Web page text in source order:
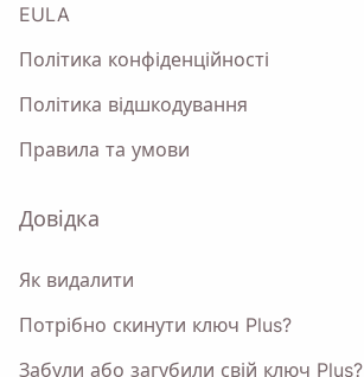
EULA
Політика конфіденційності
Політика відшкодування
Правила та умови
Довідка
Як видалити
Потрібно скинути ключ Plus?
Забули або загубили свій ключ Plus?